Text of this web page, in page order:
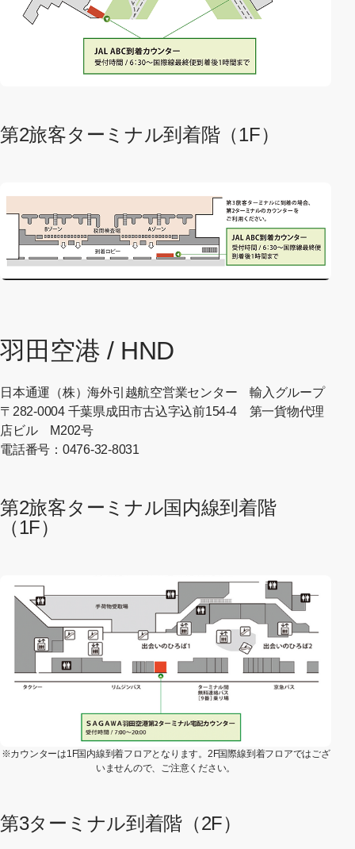
第2旅客ターミナル到着階（1F）
羽田空港 / HND
日本通運（株）海外引越航空営業センター 輸入グループ
〒282-0004 千葉県成田市古込字込前154-4 第一貨物代理
店ビル M202号
電話番号：0476-32-8031
第2旅客ターミナル国内線到着階
（1F）
※カウンターは1F国内線到着フロアとなります。2F国際線到着フロアではござ
いませんので、ご注意ください。
第3ターミナル到着階（2F）